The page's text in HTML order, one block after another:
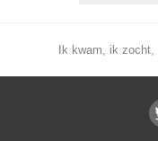
Ik kwam, ik